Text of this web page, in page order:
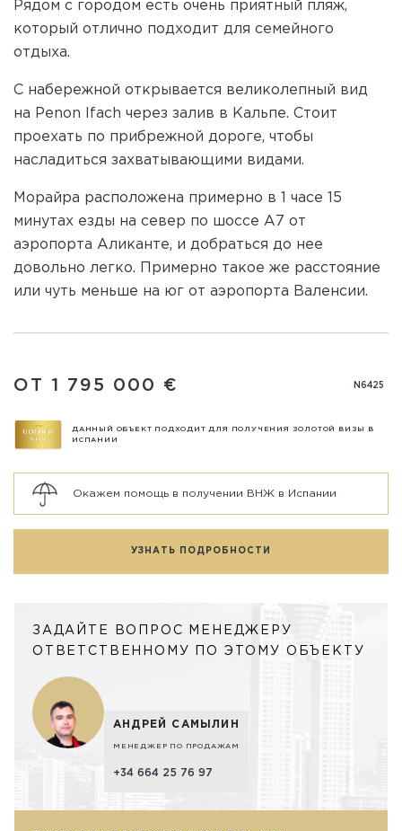
Рядом с городом есть очень приятный пляж,
который отлично подходит для семейного
отдыха.
С набережной открывается великолепный вид
на Penon Ifach через залив в Кальпе. Стоит
проехать по прибрежной дороге, чтобы
насладиться захватывающими видами.
Морайра расположена примерно в 1 часе 15
минутах езды на север по шоссе A7 от
аэропорта Аликанте, и добраться до нее
довольно легко. Примерно такое же расстояние
или чуть меньше на юг от аэропорта Валенсии.
ОТ 1 795 000 € N6425
ДАННЫЙ ОБЪЕКТ ПОДХОДИТ ДЛЯ ПОЛУЧЕНИЯ ЗОЛОТОЙ ВИЗЫ В
ИСПАНИИ
Окажем помощь в получении ВНЖ в Испании
УЗНАТЬ ПОДРОБНОСТИ
ЗАДАЙТЕ ВОПРОС МЕНЕДЖЕРУ
ОТВЕТСТВЕННОМУ ПО ЭТОМУ ОБЪЕКТУ
АНДРЕЙ САМЫЛИН
МЕНЕДЖЕР ПО ПРОДАЖАМ
+34 664 25 76 97